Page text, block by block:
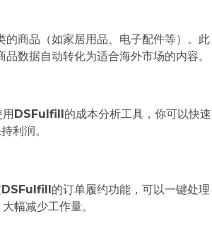
商品（如家居用品、电子配件等）。此
数据自动转化为适合海外市场的内容。
DSFulfill的成本分析工具，你可以快速
利润。
DSFulfill的订单履约功能，可以一键处理
幅减少工作量。